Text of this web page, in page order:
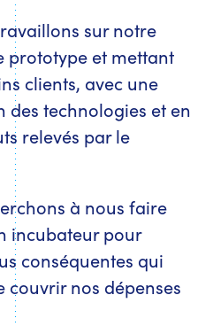
sur notre
prototype et mettant
clients, avec une
technologies et en
relevés par le
à nous faire
incubateur pour
conséquentes qui
couvrir nos dépenses